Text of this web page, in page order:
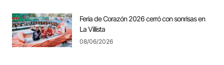
Feria de Corazón 2026 cerró con sonrisas en
La Villista
08/06/2026